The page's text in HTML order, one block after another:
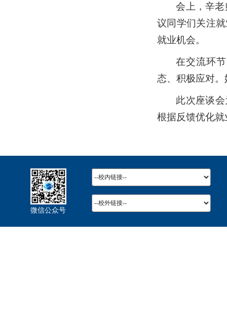
会上，辛
议同学们关注
就业机会。
在交流环
态、积极应对
此次座谈
根据反馈优化
微信公众号